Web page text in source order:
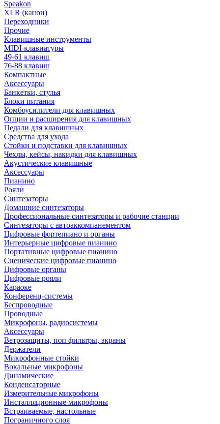
Speakon
XLR (канон)
Переходники
Прочие
Клавишные инструменты
MIDI-клавиатуры
49-61 клавиш
76-88 клавиш
Компактные
Аксессуары
Банкетки, стулья
Блоки питания
Комбоусилители для клавишных
Опции и расширения для клавишных
Педали для клавишных
Средства для ухода
Стойки и подставки для клавишных
Чехлы, кейсы, накидки для клавишных
Акустические клавишные
Аксессуары
Пианино
Рояли
Синтезаторы
Домашние синтезаторы
Профессиональные синтезаторы и рабочие станции
Синтезаторы с автоаккомпанементом
Цифровые фортепиано и органы
Интерьерные цифровые пианино
Портативные цифровые пианино
Сценические цифровые пианино
Цифровые органы
Цифровые рояли
Караоке
Конференц-системы
Беспроводные
Проводные
Микрофоны, радиосистемы
Аксессуары
Ветрозащиты, поп фильтры, экраны
Держатели
Микрофонные стойки
Вокальные микрофоны
Динамические
Конденсаторные
Измерительные микрофоны
Инсталляционные микрофоны
Встраиваемые, настольные
Пограничного слоя